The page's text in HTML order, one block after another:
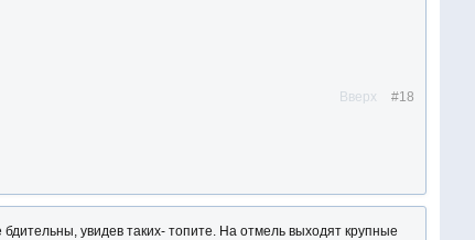
#18
Вверх
увидев таких- топите. На отмель выходят крупные